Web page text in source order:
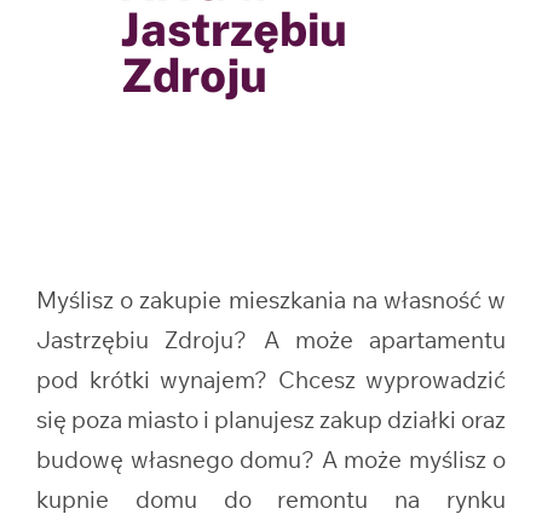
Jastrzębiu
Zdroju
Myślisz o zakupie mieszkania na własność w
Jastrzębiu Zdroju? A może apartamentu
pod krótki wynajem? Chcesz wyprowadzić
się poza miasto i planujesz zakup działki oraz
budowę własnego domu? A może myślisz o
kupnie domu do remontu na rynku